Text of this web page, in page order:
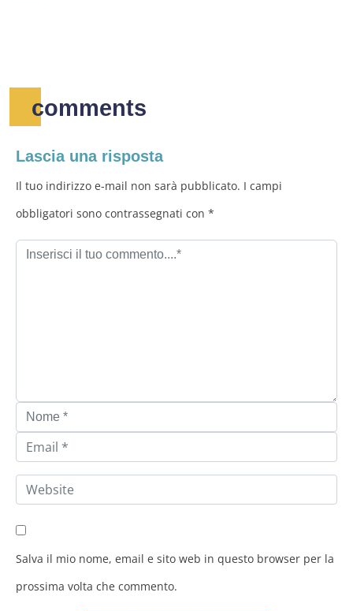
comments
Lascia una risposta
Il tuo indirizzo e-mail non sarà pubblicato. I campi
obbligatori sono contrassegnati con *
Salva il mio nome, email e sito web in questo browser per la
prossima volta che commento.